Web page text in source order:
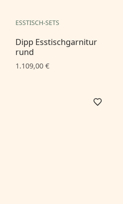
ESSTISCH-SETS
Dipp Esstischgarnitur
rund
1.109,00 €